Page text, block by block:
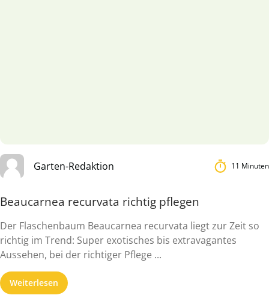
Garten-Redaktion 11 Minuten
Beaucarnea recurvata richtig pflegen
Der Flaschenbaum Beaucarnea recurvata liegt zur Zeit so
richtig im Trend: Super exotisches bis extravagantes
Aussehen, bei der richtiger Pflege ...
Weiterlesen